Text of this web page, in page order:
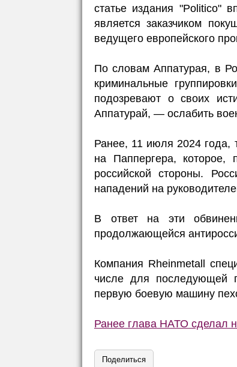
статье издания "Politico"
является заказчиком
ведущего европейского
По словам Аппатурая, в
криминальные
подозревают о своих
Аппатурай, — ослабить
Ранее, 11 июля 2024 года,
на Паппергера, которое,
российской стороны.
нападений на
В ответ на эти
продолжающейся
Компания Rheinmetall
числе для последующей
первую боевую машину
Ранее глава НАТО сделал
Поделиться